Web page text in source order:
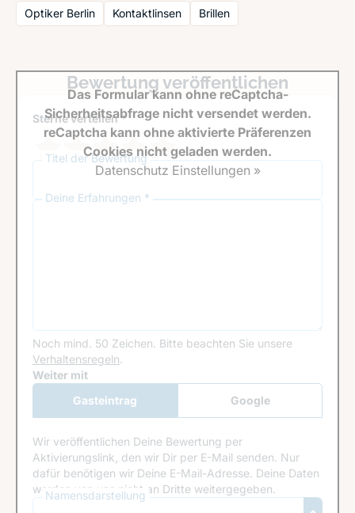
Optiker Berlin Kontaktlinsen Brillen
Bewertung veröffentlichen
Sterne verteilen *
Titel der Bewertung
Deine Erfahrungen *
Noch mind. 50 Zeichen. Bitte beachten Sie unsere
Verhaltensregeln.
Google Recaptcha
Weiter mit
Gasteintrag
Google
Anmeldung
Wir veröffentlichen Deine Bewertung per
Aktivierungslink, den wir Dir per E-Mail senden. Nur
dafür benötigen wir Deine E-Mail-Adresse. Deine Daten
werden von uns nicht an Dritte weitergegeben.
Namensdarstellung
Das Formular kann ohne reCaptcha-
Sicherheitsabfrage nicht versendet werden.
reCaptcha kann ohne aktivierte Präferenzen
Cookies nicht geladen werden.
Datenschutz Einstellungen »